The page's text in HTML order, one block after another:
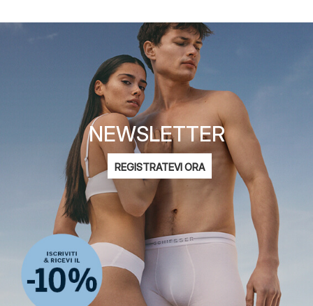
NEWSLETTER
Indirizzo
e-
REGISTRATEVI ORA
Mi interessa:
Moda femminile
Moda maschile
Moda bambini
ADIDAS
informativa sulla privacy